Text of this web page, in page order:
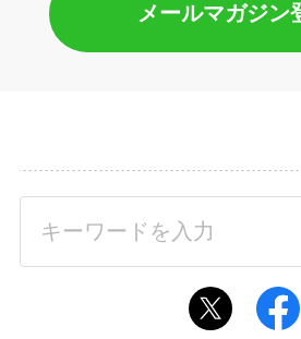
メールマガジン